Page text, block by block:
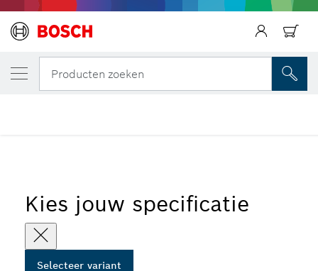
Producten zoeken
Kies jouw specificatie
Selecteer variant
JOUW GESELECTEERDE VARIANT
AIZ 32 EPC invalzaagblad